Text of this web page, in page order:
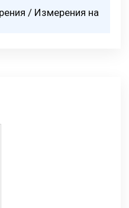
/ Измерения на